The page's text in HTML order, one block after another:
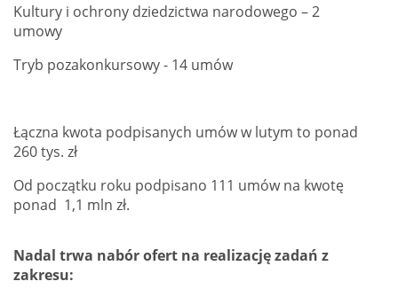
Kultury i ochrony dziedzictwa narodowego – 2
umowy
Tryb pozakonkursowy - 14 umów
Łączna kwota podpisanych umów w lutym to ponad
260 tys. zł
Od początku roku podpisano 111 umów na kwotę
ponad 1,1 mln zł.
Nadal trwa nabór ofert na realizację zadań z
zakresu: